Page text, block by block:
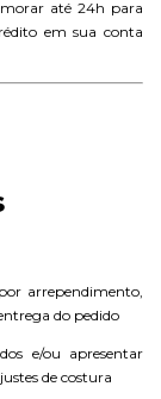
até 24h para
em sua conta
arrependimento,
do pedido
e/ou apresentar
de costura